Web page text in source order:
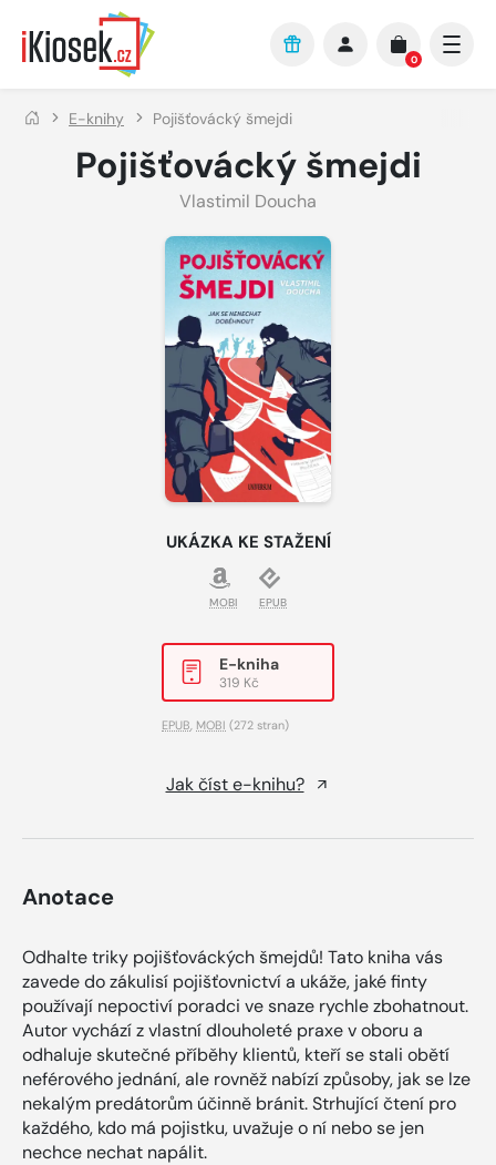
Přejít na hlavní obsah
0
E-knihy Pojišťovácký šmejdi
Pojišťovácký šmejdi
Vlastimil Doucha
UKÁZKA KE STAŽENÍ
MOBI EPUB
E-kniha
319 Kč
EPUB, MOBI (272 stran)
Jak číst e-knihu?
Anotace
Odhalte triky pojišťováckých šmejdů! Tato kniha vás
zavede do zákulisí pojišťovnictví a ukáže, jaké finty
používají nepoctiví poradci ve snaze rychle zbohatnout.
Autor vychází z vlastní dlouholeté praxe v oboru a
odhaluje skutečné příběhy klientů, kteří se stali obětí
neférového jednání, ale rovněž nabízí způsoby, jak se lze
nekalým predátorům účinně bránit. Strhující čtení pro
každého, kdo má pojistku, uvažuje o ní nebo se jen
nechce nechat napálit.